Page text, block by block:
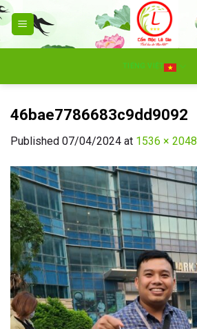
Skip
to
TIẾNG VIỆT
46bae7786683c9dd9092
Published 07/04/2024 at 1536 × 2048